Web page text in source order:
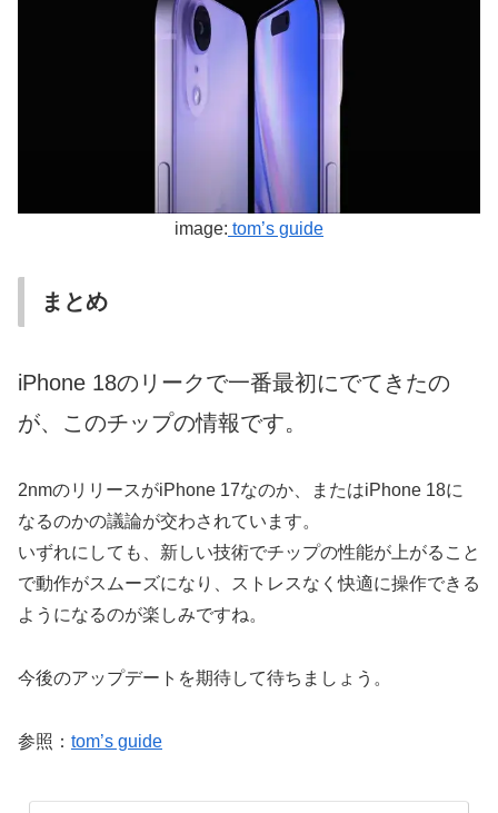
image: tom’s guide
まとめ
iPhone 18のリークで一番最初にでてきたの
が、このチップの情報です。
2nmのリリースがiPhone 17なのか、またはiPhone 18に
なるのかの議論が交わされています。
いずれにしても、新しい技術でチップの性能が上がること
で動作がスムーズになり、ストレスなく快適に操作できる
ようになるのが楽しみですね。
今後のアップデートを期待して待ちましょう。
参照： tom’s guide